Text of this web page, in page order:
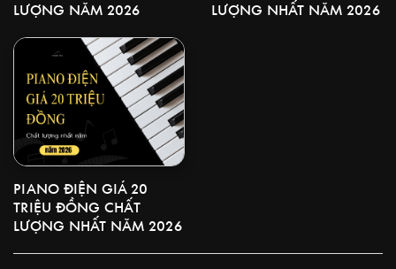
LƯỢNG NĂM 2026 LƯỢNG NHẤT NĂM 2026
PIANO ĐIỆN GIÁ 20
TRIỆU ĐỒNG CHẤT
LƯỢNG NHẤT NĂM 2026